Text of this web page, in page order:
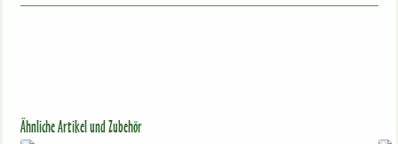
Produktgalerie überspringen
Ähnliche Artikel und Zubehör